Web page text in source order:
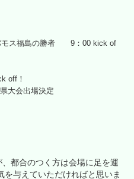
ス福島の勝者 9： 00 kick of
！
大会出場決定
都合のつく方は会場に足を運
与えていただければと思いま